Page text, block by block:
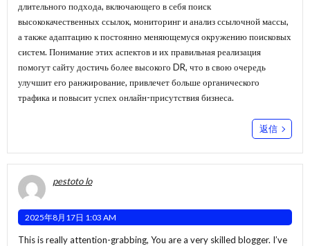
длительного подхода, включающего в себя поиск
высококачественных ссылок, мониторинг и анализ ссылочной массы,
а также адаптацию к постоянно меняющемуся окружению поисковых
систем. Понимание этих аспектов и их правильная реализация
помогут сайту достичь более высокого DR, что в свою очередь
улучшит его ранжирование, привлечет больше органического
трафика и повысит успех онлайн-присутствия бизнеса.
返信
pestoto lo
2025年8月17日 1:03 AM
This is really attention-grabbing, You are a very skilled blogger. I’ve